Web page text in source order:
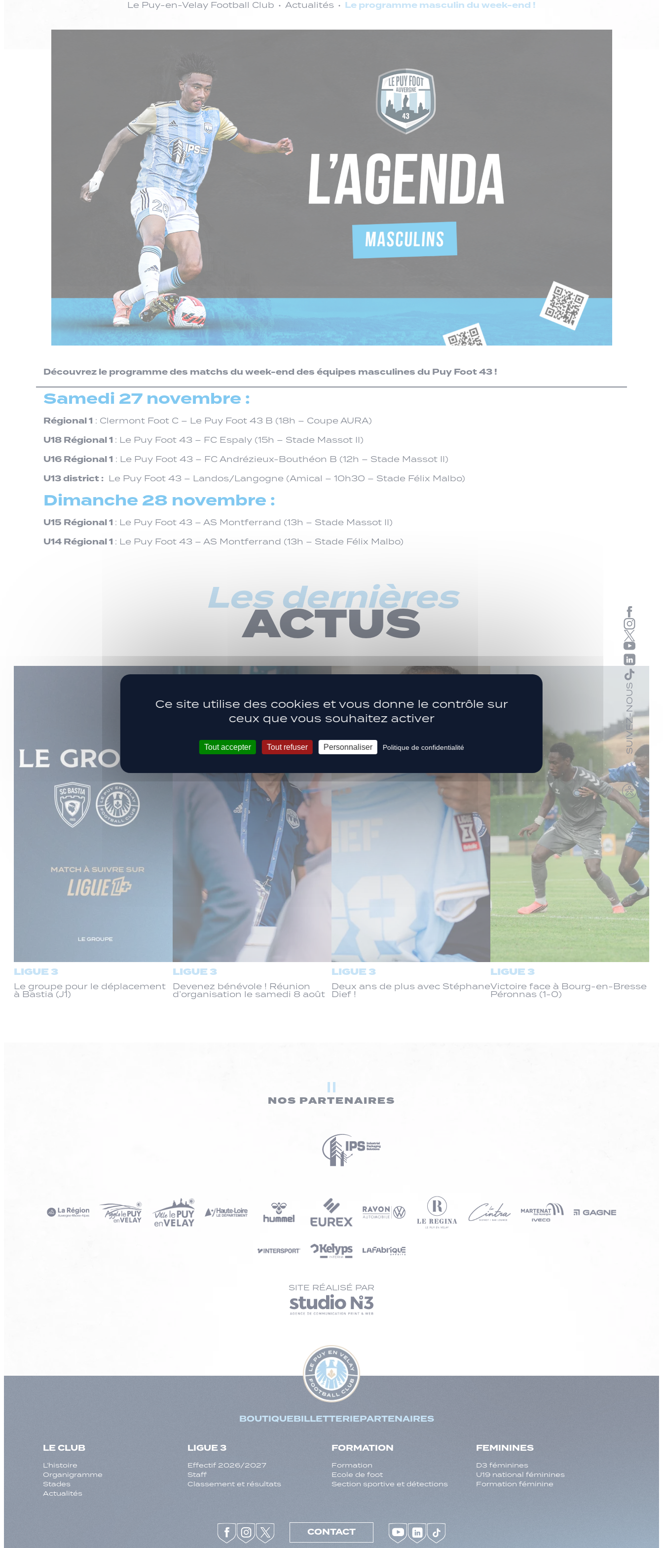
Le Puy-en-Velay Football Club Actualités Le programme masculin du week-end !
Découvrez le programme des matchs du week-end des équipes masculines du Puy Foot 43 !
Samedi 27 novembre :
Régional 1 : Clermont Foot C – Le Puy Foot 43 B (18h – Coupe AURA)
U18 Régional 1 : Le Puy Foot 43 – FC Espaly (15h – Stade Massot II)
U16 Régional 1 : Le Puy Foot 43 – FC Andrézieux-Bouthéon B (12h – Stade Massot II)
U13 district : Le Puy Foot 43 – Landos/Langogne (Amical – 10h30 – Stade Félix Malbo)
Dimanche 28 novembre :
U15 Régional 1 : Le Puy Foot 43 – AS Montferrand (13h – Stade Massot II)
U14 Régional 1 : Le Puy Foot 43 – AS Montferrand (13h – Stade Félix Malbo)
Les dernières
ACTUS
LIGUE 3
Le groupe pour le déplacement
à Bastia (J1)
LIGUE 3
Devenez bénévole ! Réunion
d’organisation le samedi 8 août
LIGUE 3
Deux ans de plus avec Stéphane
Dief !
LIGUE 3
Victoire face à Bourg-en-Bresse
Péronnas (1-0)
NOS PARTENAIRES
SITE RÉALISÉ PAR
BOUTIQUEBILLETTERIEPARTENAIRES
LE CLUB
L’histoire
Organigramme
Stades
Actualités
LIGUE 3
Effectif 2026/2027
Staff
Classement et résultats
FORMATION
Formation
Ecole de foot
Section sportive et détections
FEMININES
D3 féminines
U19 national féminines
Formation féminine
CONTACT
SUIVEZ-NOUS
Ce site utilise des cookies et vous donne le contrôle sur
ceux que vous souhaitez activer
Tout accepter Tout refuser Personnaliser Politique de confidentialité